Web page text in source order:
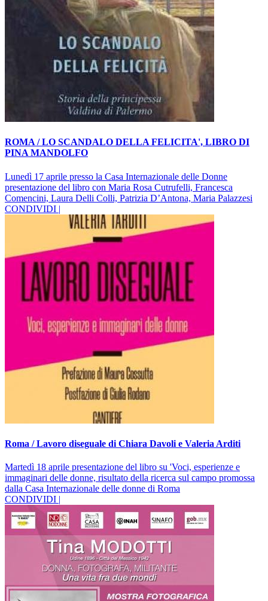
ROMA / LO SCANDALO DELLA FELICITA', LIBRO DI
PINA MANDOLFO
Lunedì 17 aprile presso la Casa Internazionale delle Donne
presentazione del libro con Maria Rosa Cutrufelli, Francesca
Comencini, Laura Delli Colli, Patrizia D’Antona, Maria Palazzesi
CONDIVIDI |
Roma / Lavoro diseguale di Chiara Davoli e Valeria Arditi
Martedì 18 aprile presentazione del libro su 'Voci, esperienze e
immaginari delle donne, risultato della ricerca sul campo promossa
dalla Casa Internazionale delle donne di Roma
CONDIVIDI |